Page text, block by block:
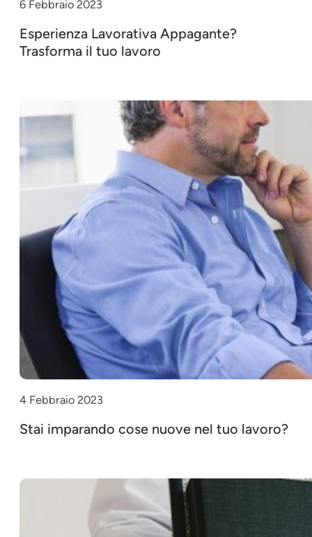
6 Febbraio 2023
Esperienza Lavorativa Appagante?
Trasforma il tuo lavoro
4 Febbraio 2023
Stai imparando cose nuove nel tuo lavoro?